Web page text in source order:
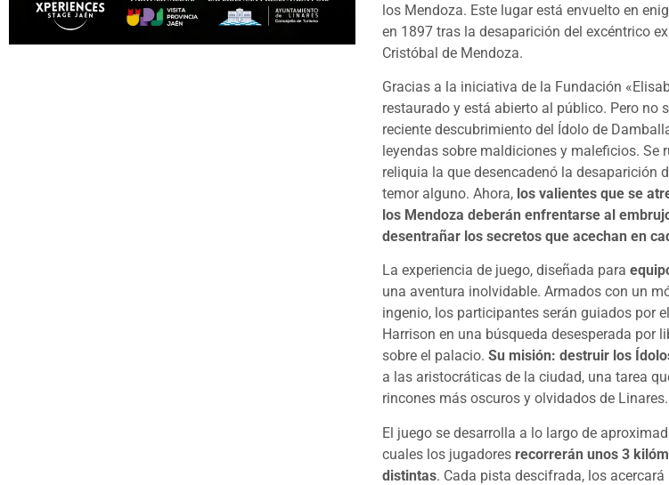
los Mendoza. Este lugar está envuelto en
en 1897 tras la desaparición del excéntrico
Cristóbal de Mendoza.
Gracias a la iniciativa de la Fundación
restaurado y está abierto al público. Pero no
reciente descubrimiento del Ídolo de
leyendas sobre maldiciones y maleficios. Se
reliquia la que desencadenó la desaparición
temor alguno. Ahora, los valientes que se
los Mendoza deberán enfrentarse al
desentrañar los secretos que acechan en
La experiencia de juego, diseñada para
una aventura inolvidable. Armados con un
ingenio, los participantes serán guiados por
Harrison en una búsqueda desesperada por
sobre el palacio.Su misión: destruir los
a las aristocráticas de la ciudad, una tarea
rincones más oscuros y olvidados de Linares.
El juego se desarrolla a lo largo de
cuales los jugadores recorrerán unos 3
distintas. Cada pista descifrada, los